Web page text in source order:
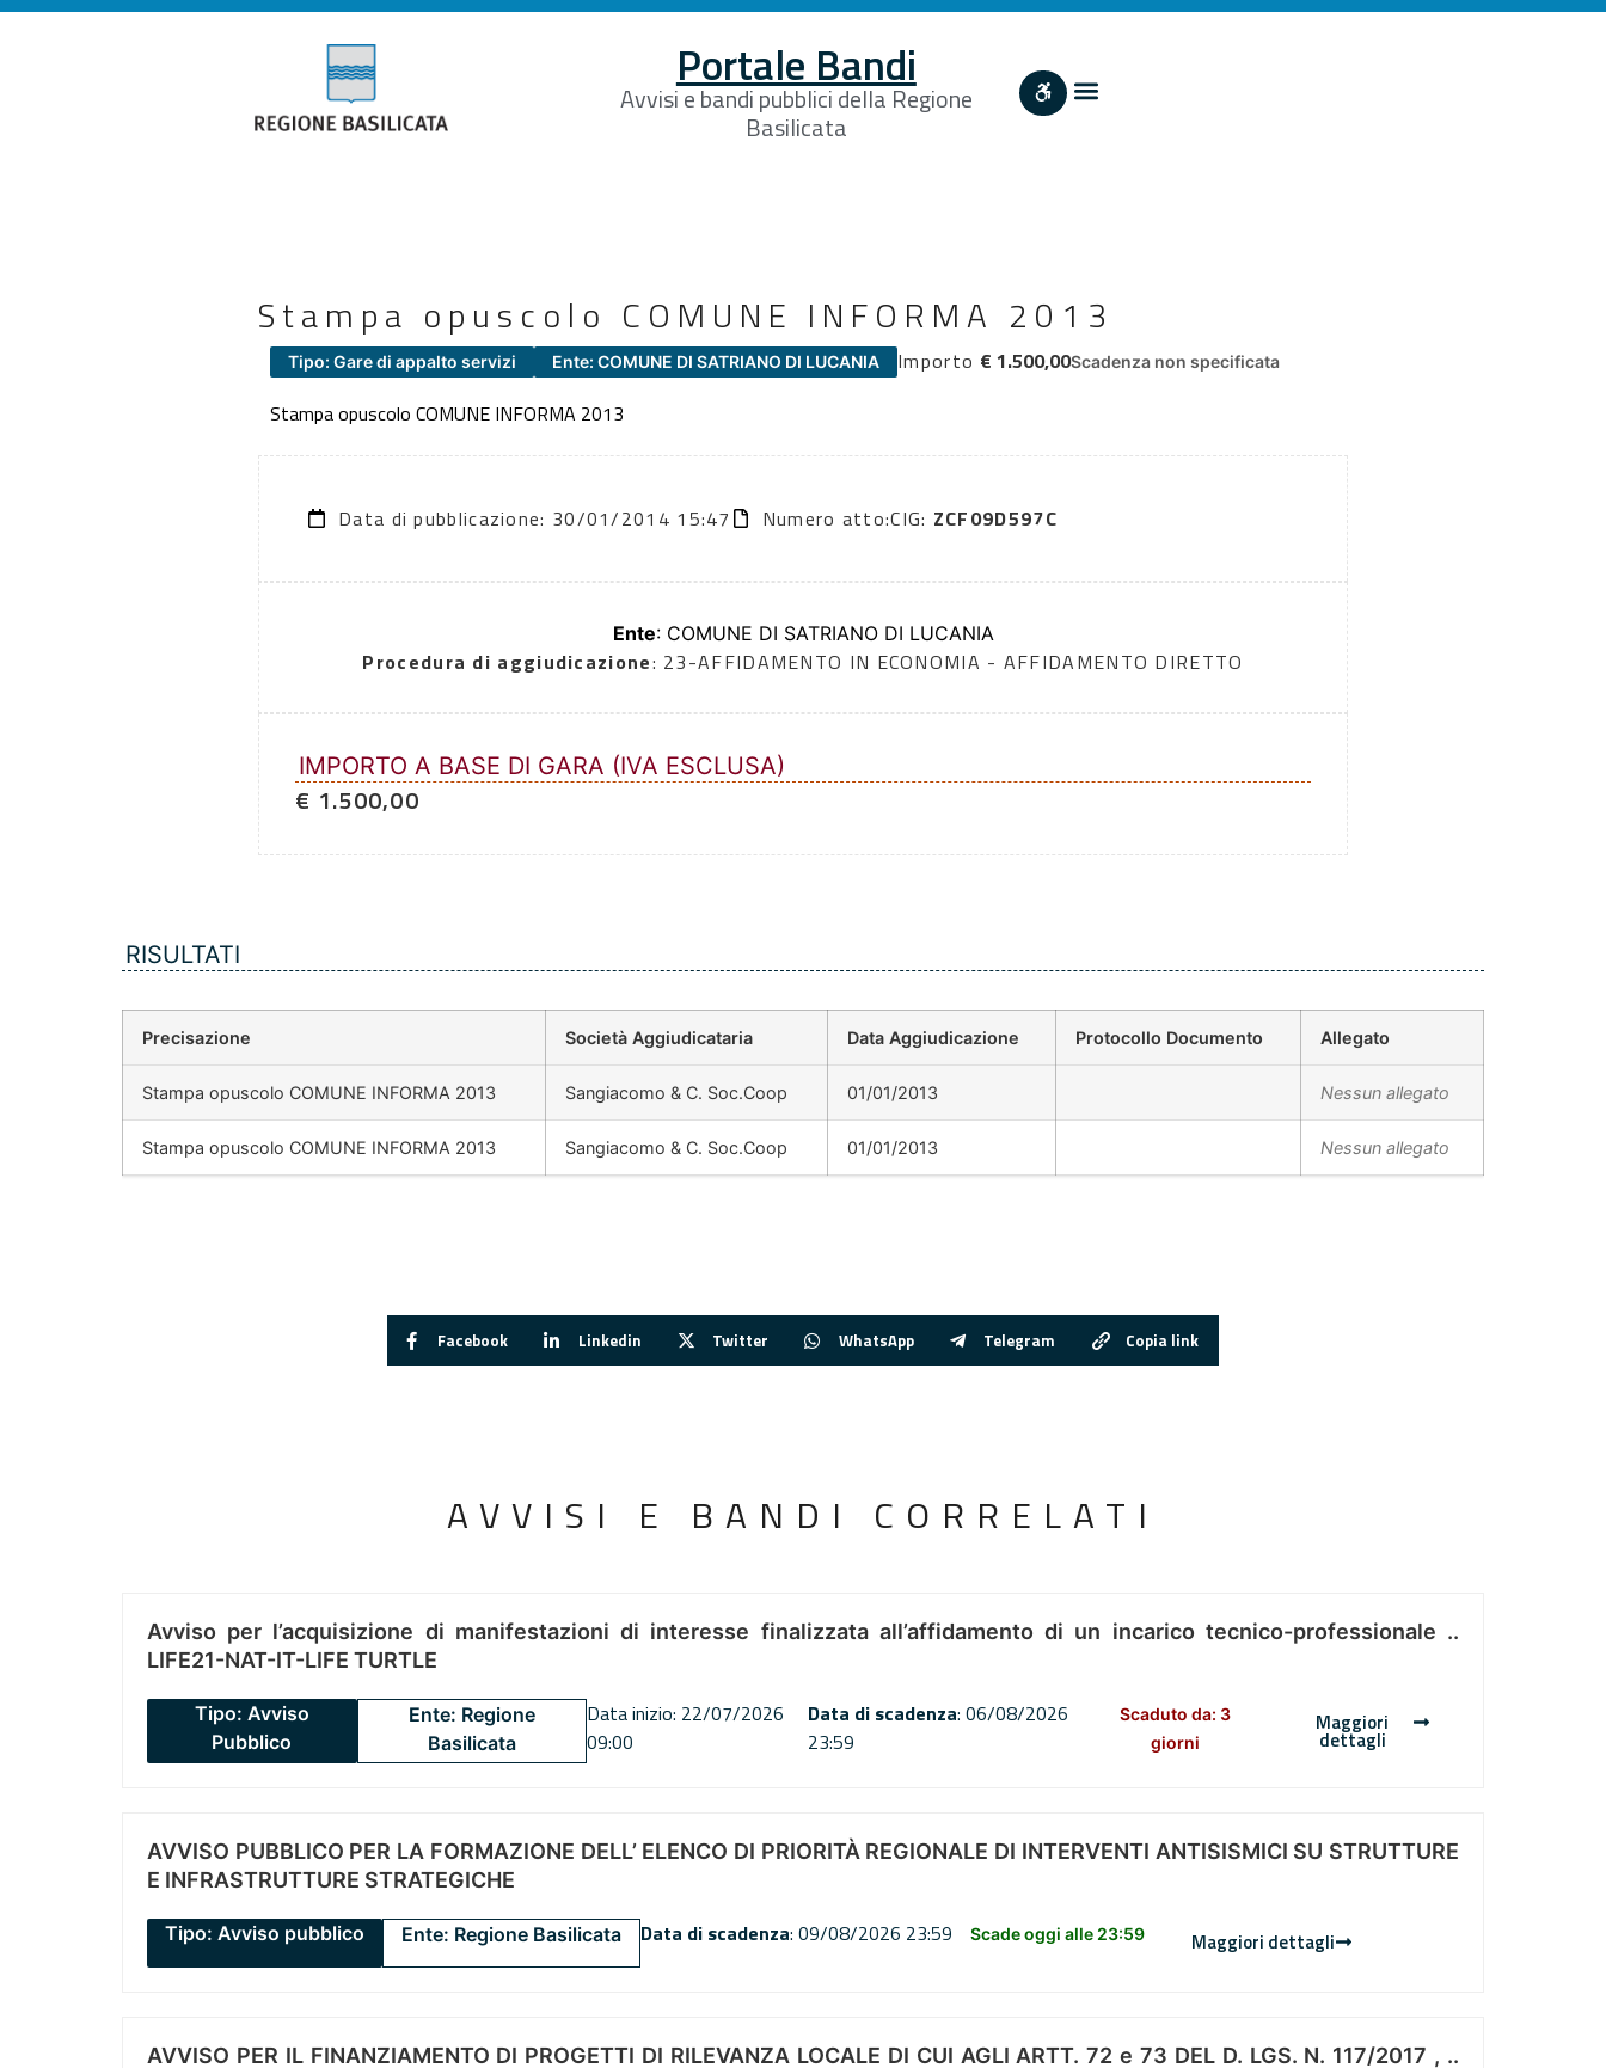
Portale Bandi
Avvisi e bandi pubblici della Regione
Basilicata
Stampa opuscolo COMUNE INFORMA 2013
Tipo: Gare di appalto servizi Ente: COMUNE DI SATRIANO DI LUCANIA Importo € 1.500,00Scadenza non specificata
Stampa opuscolo COMUNE INFORMA 2013
Data di pubblicazione: 30/01/2014 15:47 Numero atto:CIG: ZCF09D597C
Ente: COMUNE DI SATRIANO DI LUCANIA
Procedura di aggiudicazione: 23-AFFIDAMENTO IN ECONOMIA - AFFIDAMENTO DIRETTO
IMPORTO A BASE DI GARA (IVA ESCLUSA)
€ 1.500,00
RISULTATI
Precisazione Società Aggiudicataria Data Aggiudicazione Protocollo Documento Allegato
Stampa opuscolo COMUNE INFORMA 2013 Sangiacomo & C. Soc.Coop 01/01/2013 Nessun allegato
Stampa opuscolo COMUNE INFORMA 2013 Sangiacomo & C. Soc.Coop 01/01/2013 Nessun allegato
Facebook Linkedin Twitter WhatsApp Telegram Copia link
AVVISI E BANDI CORRELATI
Avviso per l’acquisizione di manifestazioni di interesse finalizzata all’affidamento di un incarico tecnico-professionale ..
LIFE21-NAT-IT-LIFE TURTLE
Tipo: Avviso
Pubblico
Ente: Regione
Basilicata
Data inizio: 22/07/2026
09:00
Data di scadenza: 06/08/2026
23:59
Scaduto da: 3
giorni
Maggiori
dettagli
AVVISO PUBBLICO PER LA FORMAZIONE DELL’ ELENCO DI PRIORITÀ REGIONALE DI INTERVENTI ANTISISMICI SU STRUTTURE
E INFRASTRUTTURE STRATEGICHE
Tipo: Avviso pubblico Ente: Regione Basilicata Data di scadenza: 09/08/2026 23:59 Scade oggi alle 23:59 Maggiori dettagli
AVVISO PER IL FINANZIAMENTO DI PROGETTI DI RILEVANZA LOCALE DI CUI AGLI ARTT. 72 e 73 DEL D. LGS. N. 117/2017 , ..